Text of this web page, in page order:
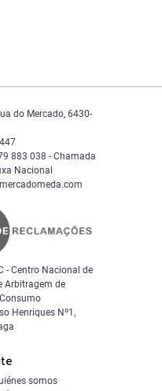
somos
do Mercado, 6430-
883 038 - Chamada
Nacional
- Centro Nacional de
Arbitragem de
Henriques Nº1,